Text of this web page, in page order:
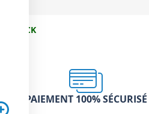
EN STOCK
PAIEMENT 100% SÉCURISÉ